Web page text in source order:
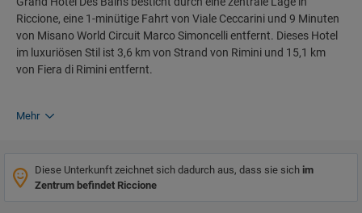
Riccione, eine 1-minütige Fahrt von Viale Ceccarini und 9 Minuten
von Misano World Circuit Marco Simoncelli entfernt. Dieses Hotel
im luxuriösen Stil ist 3,6 km von Strand von Rimini und 15,1 km
von Fiera di Rimini entfernt.
Mehr
Diese Unterkunft zeichnet sich dadurch aus, dass sie sich im
Zentrum befindet Riccione